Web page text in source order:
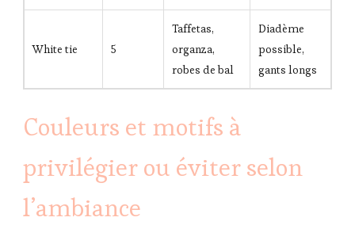
White tie 5
Taffetas,
organza,
robes de bal
Diadème
possible,
gants longs
Couleurs et motifs à
privilégier ou éviter selon
l’ambiance